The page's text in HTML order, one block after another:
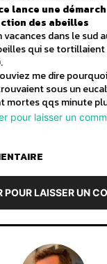
lance une
des abeilles
vacances dans le sud
qui se
me dire
sous un
mortes qqs minute
pour laisser un
POUR LAISSER UN